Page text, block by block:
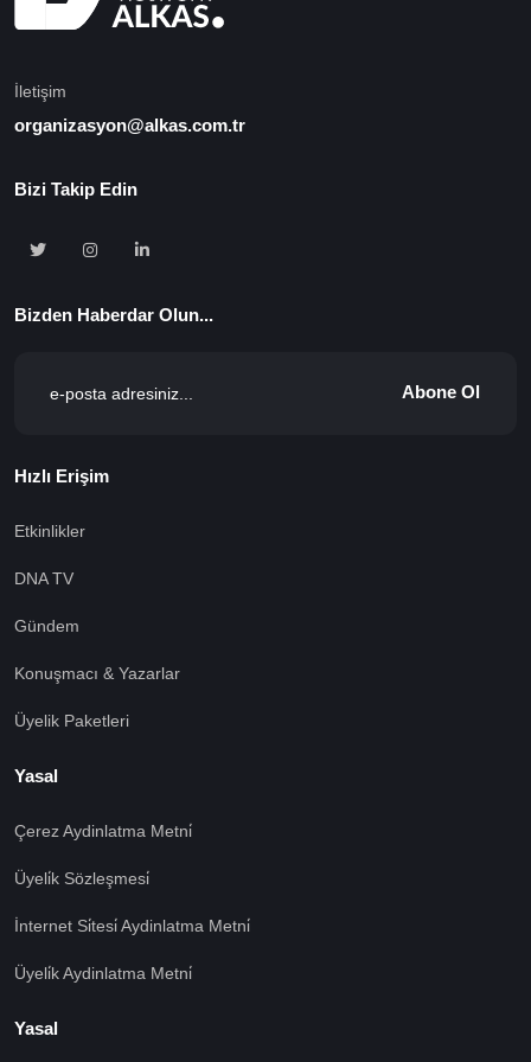
İletişim
organizasyon@alkas.com.tr
Bizi Takip Edin
Bizden Haberdar Olun...
Abone Ol
Hızlı Erişim
Etkinlikler
DNA TV
Gündem
Konuşmacı & Yazarlar
Üyelik Paketleri
Yasal
Çerez Aydinlatma Metni̇
Üyeli̇k Sözleşmesi̇
İnternet Si̇tesi̇ Aydinlatma Metni̇
Üyeli̇k Aydinlatma Metni̇
Yasal